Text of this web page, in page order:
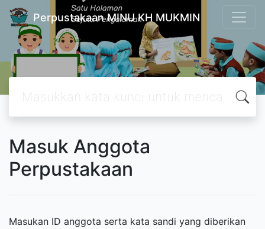
Perpustakaan MINU KH MUKMIN
Masuk Anggota
Perpustakaan
Masukan ID anggota serta kata sandi yang diberikan